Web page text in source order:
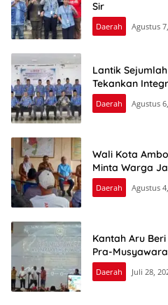
Sir
Daerah Agustus
Lantik
Tekankan
Daerah Agustus
Wali Kota
Minta Warga
Daerah Agustus
Kantah Aru
Pra-
Daerah Juli 28,